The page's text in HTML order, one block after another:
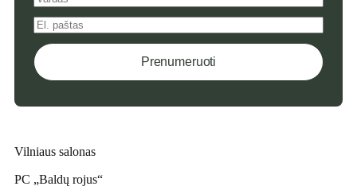
Prenumeruoti
Vilniaus salonas
PC „Baldų rojus“